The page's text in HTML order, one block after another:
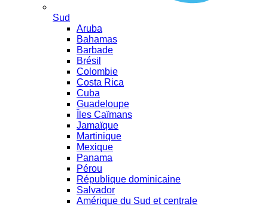
Sud
Aruba
Bahamas
Barbade
Brésil
Colombie
Costa Rica
Cuba
Guadeloupe
Îles Caïmans
Jamaïque
Martinique
Mexique
Panama
Pérou
République dominicaine
Salvador
Amérique du Sud et centrale